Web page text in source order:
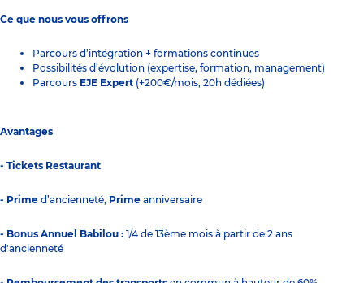
Ce que nous vous offrons
Parcours d’intégration + formations continues
Possibilités d’évolution (expertise, formation, management)
Parcours EJE Expert (+200€/mois, 20h dédiées)
Avantages
- Tickets Restaurant
- Prime d’ancienneté, Prime anniversaire
- Bonus Annuel Babilou : 1/4 de 13ème mois à partir de 2 ans
d'ancienneté